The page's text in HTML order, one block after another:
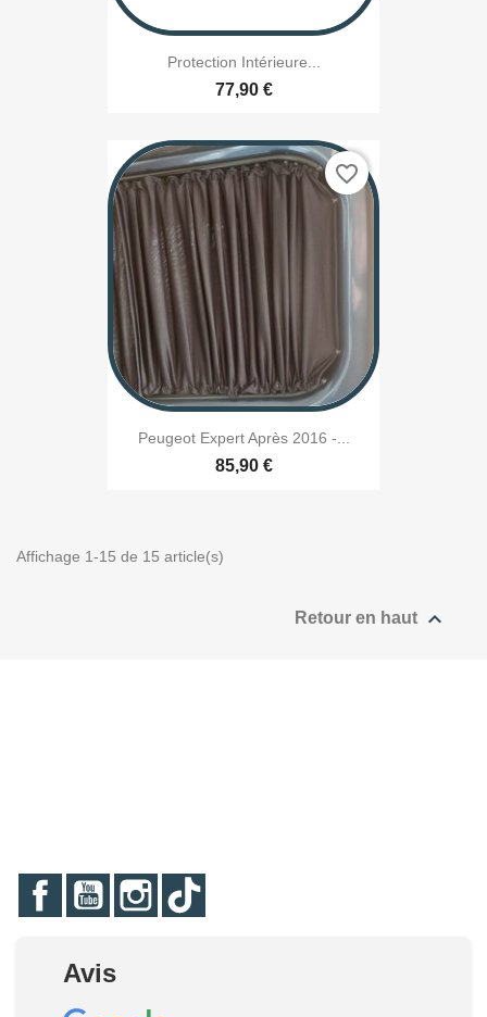
Protection Intérieure...
77,90 €
Peugeot Expert Après 2016 -...
85,90 €
favorite_border
Affichage 1-15 de 15 article(s)
Retour en haut 
FacebookYouTubeInstagram
Avis